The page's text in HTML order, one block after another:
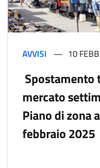
AVVISI 10
Spostamento
mercato
Piano di zona
febbraio 2025